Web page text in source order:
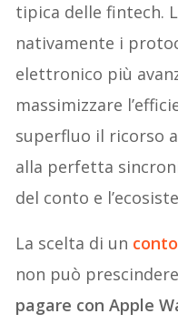
tipica delle fintech.
nativamente i
elettronico più
massimizzare
superfluo il ricorso
alla perfetta
del conto e
La scelta di un
non può
pagare con Apple